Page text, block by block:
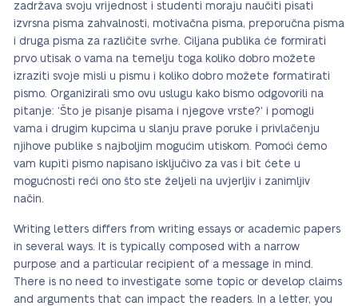
zadržava svoju vrijednost i studenti moraju naučiti pisati
izvrsna pisma zahvalnosti, motivačna pisma, preporučna pisma
i druga pisma za različite svrhe. Ciljana publika će formirati
prvo utisak o vama na temelju toga koliko dobro možete
izraziti svoje misli u pismu i koliko dobro možete formatirati
pismo. Organizirali smo ovu uslugu kako bismo odgovorili na
pitanje: ‘Što je pisanje pisama i njegove vrste?’ i pomogli
vama i drugim kupcima u slanju prave poruke i privlačenju
njihove publike s najboljim mogućim utiskom. Pomoći ćemo
vam kupiti pismo napisano isključivo za vas i bit ćete u
mogućnosti reći ono što ste željeli na uvjerljiv i zanimljiv
način.
Writing letters differs from writing essays or academic papers
in several ways. It is typically composed with a narrow
purpose and a particular recipient of a message in mind.
There is no need to investigate some topic or develop claims
and arguments that can impact the readers. In a letter, you